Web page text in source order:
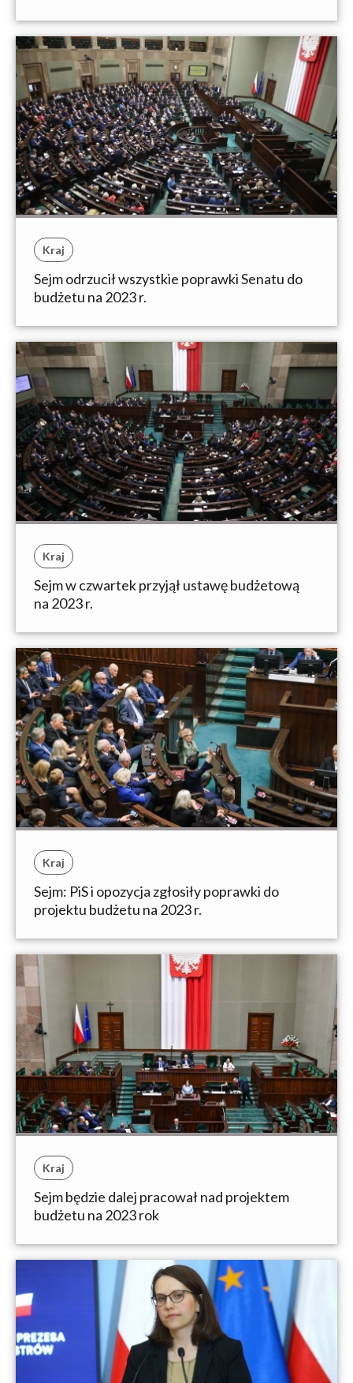
Kraj
Sejm odrzucił wszystkie poprawki Senatu do
budżetu na 2023 r.
Kraj
Sejm w czwartek przyjął ustawę budżetową
na 2023 r.
Kraj
Sejm: PiS i opozycja zgłosiły poprawki do
projektu budżetu na 2023 r.
Kraj
Sejm będzie dalej pracował nad projektem
budżetu na 2023 rok